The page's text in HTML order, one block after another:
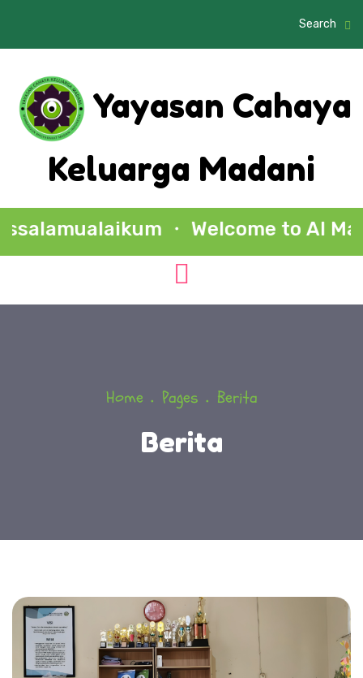
Search
Yayasan Cahaya
Keluarga Madani
・ Welcome to Al
Home Pages Berita
Berita